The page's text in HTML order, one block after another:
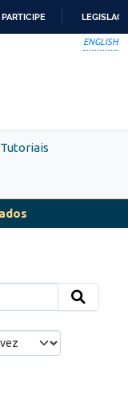
PARTICIPE
ENGLISH
Tutoriais